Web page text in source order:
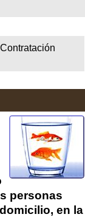
Contratación
personas
en la